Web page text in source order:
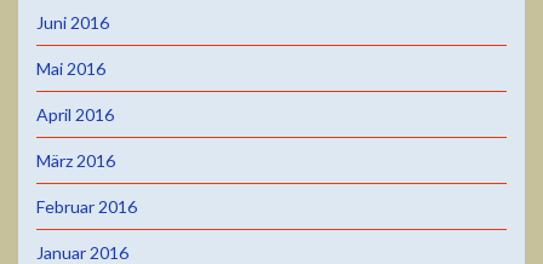
Juni 2016
Mai 2016
April 2016
März 2016
Februar 2016
Januar 2016